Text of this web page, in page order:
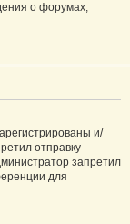
о форумах,
и/
отправку
запретил
для